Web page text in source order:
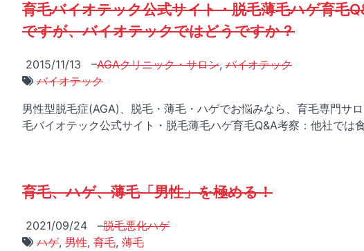
育毛バイオテック公式サイト・脱毛薄毛ハゲ育毛
ですが、バイオテックではどうですか？
2015/11/13 –AGAクリニック・サロン, バイオテック
バイオテック
男性型脱毛症(AGA)、脱毛・薄毛・ハゲでお悩みなら、育毛専門サ
毛バイオテック公式サイト・脱毛薄毛ハゲ育毛Q&A考察：他社では
育毛、ハゲ、薄毛「男性」を極める！
2021/09/24 –脱毛悪化ハゲ
ハゲ, 男性, 育毛, 薄毛